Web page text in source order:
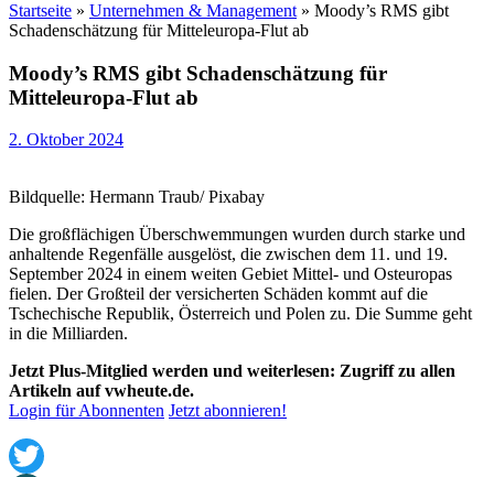
Startseite » Unternehmen & Management » Moody’s RMS gibt
Schadenschätzung für Mitteleuropa-Flut ab
Moody’s RMS gibt Schadenschätzung für
Mitteleuropa-Flut ab
2. Oktober 2024
Bildquelle: Hermann Traub/ Pixabay
Die großflächigen Überschwemmungen wurden durch starke und
anhaltende Regenfälle ausgelöst, die zwischen dem 11. und 19.
September 2024 in einem weiten Gebiet Mittel- und Osteuropas
fielen. Der Großteil der versicherten Schäden kommt auf die
Tschechische Republik, Österreich und Polen zu. Die Summe geht
in die Milliarden.
Jetzt Plus-Mitglied werden und weiterlesen: Zugriff zu allen
Artikeln auf vwheute.de.
Login für Abonnenten Jetzt abonnieren!